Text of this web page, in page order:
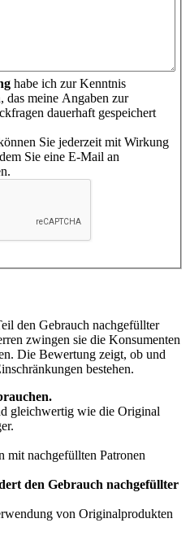
habe ich zur Kenntnis
das meine Angaben zur
dauerhaft gespeichert
Sie jederzeit mit Wirkung
Sie eine E-Mail an
den Gebrauch nachgefüllter
zwingen sie die Konsumenten
Die Bewertung zeigt, ob und
bestehen.
gleichwertig wie die Original
mit nachgefüllten Patronen
den Gebrauch nachgefüllter
von Originalprodukten